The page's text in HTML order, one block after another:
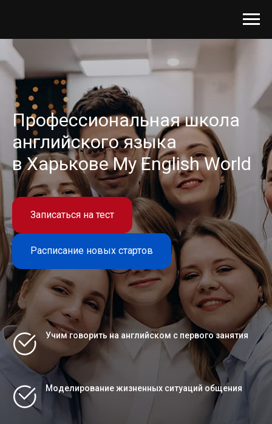
Профессиональная школа
английского языка
в Харькове My English World
Записаться на тест
Расписание новых стартов
Учим говорить на английском с первого занятия
Моделирование жизненных ситуаций общения